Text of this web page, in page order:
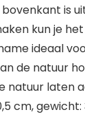
is
kun je
ideaal
de natuur
natuur laten
cm, gewicht: